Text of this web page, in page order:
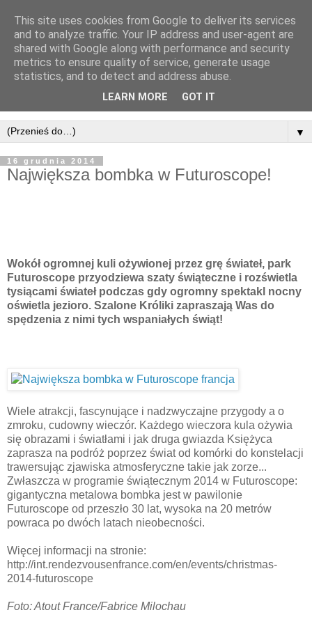
▼
16 grudnia 2014
Największa bombka w Futuroscope!
Wokół ogromnej kuli ożywionej przez grę świateł, park
Futuroscope przyodziewa szaty świąteczne i rozświetla
tysiącami świateł podczas gdy ogromny spektakl nocny
oświetla jezioro. Szalone Króliki zapraszają Was do
spędzenia z nimi tych wspaniałych świąt!
Wiele atrakcji, fascynujące i nadzwyczajne przygody a o
zmroku, cudowny wieczór. Każdego wieczora kula ożywia
się obrazami i światłami i jak druga gwiazda Księżyca
zaprasza na podróż poprzez świat od komórki do konstelacji
trawersując zjawiska atmosferyczne takie jak zorze...
Zwłaszcza w programie świątecznym 2014 w Futuroscope:
gigantyczna metalowa bombka jest w pawilonie
Futuroscope od przeszło 30 lat, wysoka na 20 metrów
powraca po dwóch latach nieobecności.
Więcej informacji na stronie:
http://int.rendezvousenfrance.com/en/events/christmas-
2014-futuroscope
Foto: Atout France/Fabrice Milochau
This site uses cookies from Google to deliver its services
and to analyze traffic. Your IP address and user-agent are
shared with Google along with performance and security
metrics to ensure quality of service, generate usage
statistics, and to detect and address abuse.
LEARN MORE GOT IT